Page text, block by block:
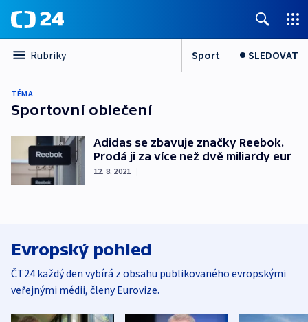
Rubriky Sport SLEDOVAT
TÉMA
Sportovní oblečení
Adidas se zbavuje značky Reebok.
Prodá ji za více než dvě miliardy eur
12. 8. 2021 |
Evropský pohled
ČT24 každý den vybírá z obsahu publikovaného evropskými
veřejnými médii, členy Eurovize.